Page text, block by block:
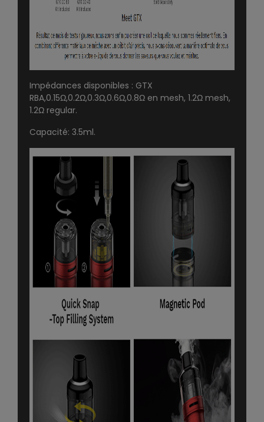
Impédances disponibles : GTX
RBA,0.15Ω,0.2Ω,0.3Ω,0.6Ω,0.8Ω en mesh, 1.2Ω mesh,
1.2Ω regular.
Capacité: 3.5ml.